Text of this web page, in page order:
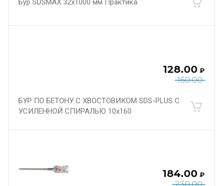
160.00
128.00 ₽
БУР ПО БЕТОНУ С ХВОСТОВИКОМ SDS-PLUS С
УСИЛЕННОЙ СПИРАЛЬЮ 10х160
184.00 ₽